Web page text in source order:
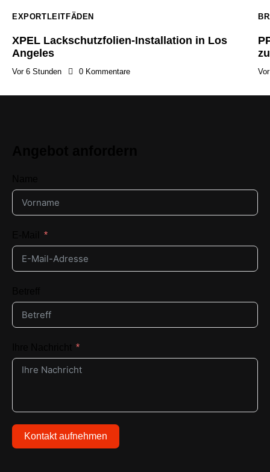
EXPORTLEITFÄDEN
XPEL Lackschutzfolien-Installation in Los
Angeles
Vor 6 Stunden 0 Kommentare
Kontakt aufnehmen